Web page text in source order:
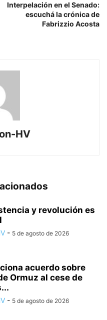
Interpelación en el Senado:
escuchá la crónica de
Fabrizzio Acosta
HV
y revolución es
- 5 de agosto de 2026
acuerdo sobre
Ormuz al cese de
- 5 de agosto de 2026